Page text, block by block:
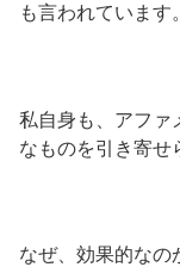
も言われています。
私自身も、アファ
なものを引き寄せ
なぜ、効果的なの